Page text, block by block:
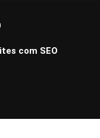
com SEO